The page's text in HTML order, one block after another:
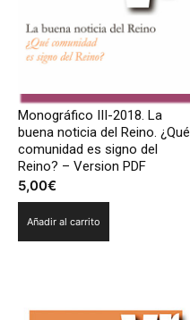
Monográfico III-2018. La
buena noticia del Reino. ¿Qué
comunidad es signo del
Reino? – Version PDF
5,00€
Añadir al carrito